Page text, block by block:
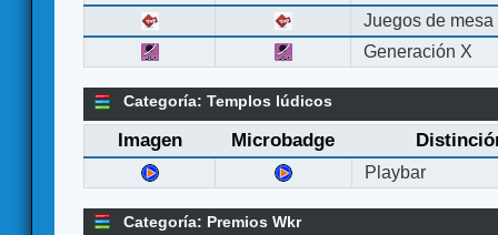
Juegos de mesa
Generación X
Categoría: Templos lúdicos
Imagen Microbadge
Playbar
Categoría: Premios Wkr